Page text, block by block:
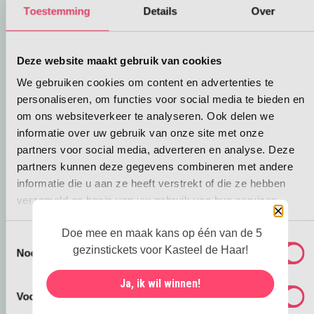
Toestemming Details Over
Deze website maakt gebruik van cookies
We gebruiken cookies om content en advertenties te
personaliseren, om functies voor social media te bieden en
om ons websiteverkeer te analyseren. Ook delen we
informatie over uw gebruik van onze site met onze
partners voor social media, adverteren en analyse. Deze
partners kunnen deze gegevens combineren met andere
informatie die u aan ze heeft verstrekt of die ze hebben
verzameld op basis van uw gebruik van hun services.
Toestemmingsselectie
Noodzakelijk
Voorkeuren
dieren in het bos zorgen.
Gezinsuitje dit najaar
Wil je alvast een voorproefje van hoe dit
filmpje:
Sluiten
Doe mee en maak kans op één van de 5
gezinstickets voor Kasteel de Haar!
Ja, ik wil winnen!